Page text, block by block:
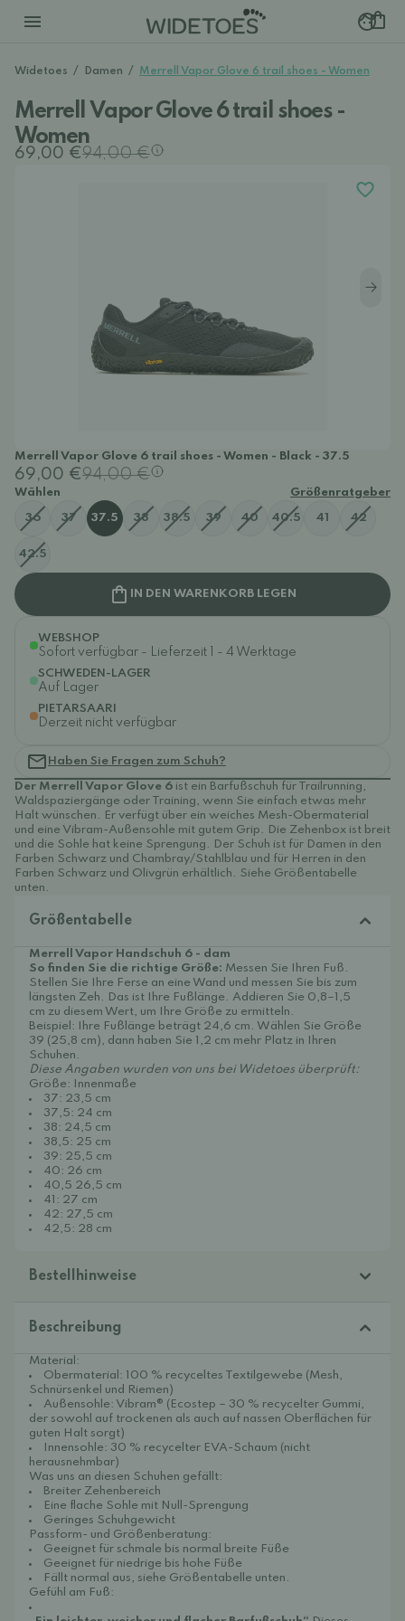
Widetoes / Damen / Merrell Vapor Glove 6 trail shoes - Women
Merrell Vapor Glove 6 trail shoes -
Women
69,00 €94,00 €
Merrell Vapor Glove 6 trail shoes - Women - Black - 37.5
69,00 €94,00 €
Wählen Größenratgeber
36 37 37.5 38 38.5 39 40 40.5 41 42
42.5
IN DEN WARENKORB LEGEN
WEBSHOP
Sofort verfügbar - Lieferzeit 1 - 4 Werktage
SCHWEDEN-LAGER
Auf Lager
PIETARSAARI
Derzeit nicht verfügbar
Haben Sie Fragen zum Schuh?
Der Merrell Vapor Glove 6 ist ein Barfußschuh für Trailrunning,
Waldspaziergänge oder Training, wenn Sie einfach etwas mehr
Halt wünschen. Er verfügt über ein weiches Mesh-Obermaterial
und eine Vibram-Außensohle mit gutem Grip. Die Zehenbox ist breit
und die Sohle hat keine Sprengung. Der Schuh ist für Damen in den
Farben Schwarz und Chambray/Stahlblau und für Herren in den
Farben Schwarz und Olivgrün erhältlich. Siehe Größentabelle
unten.
Größentabelle
Merrell Vapor Handschuh 6 - dam
So finden Sie die richtige Größe: Messen Sie Ihren Fuß.
Stellen Sie Ihre Ferse an eine Wand und messen Sie bis zum
längsten Zeh. Das ist Ihre Fußlänge. Addieren Sie 0,8–1,5
cm zu diesem Wert, um Ihre Größe zu ermitteln.
Beispiel: Ihre Fußlänge beträgt 24,6 cm. Wählen Sie Größe
39 (25,8 cm), dann haben Sie 1,2 cm mehr Platz in Ihren
Schuhen.
Diese Angaben wurden von uns bei Widetoes überprüft:
Größe: Innenmaße
37: 23,5 cm
37,5: 24 cm
38: 24,5 cm
38,5: 25 cm
39: 25,5 cm
40: 26 cm
40,5 26,5 cm
41: 27 cm
42: 27,5 cm
42,5: 28 cm
Bestellhinweise
Beschreibung
Material:
Obermaterial: 100 % recyceltes Textilgewebe (Mesh,
Schnürsenkel und Riemen)
Außensohle: Vibram® (Ecostep – 30 % recycelter Gummi,
der sowohl auf trockenen als auch auf nassen Oberflächen für
guten Halt sorgt)
Innensohle: 30 % recycelter EVA-Schaum (nicht
herausnehmbar)
Was uns an diesen Schuhen gefällt:
Breiter Zehenbereich
Eine flache Sohle mit Null-Sprengung
Geringes Schuhgewicht
Passform- und Größenberatung:
Geeignet für schmale bis normal breite Füße
Geeignet für niedrige bis hohe Füße
Fällt normal aus, siehe Größentabelle unten.
Gefühl am Fuß: